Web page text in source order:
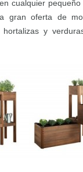
cualquier
gran oferta de
hortalizas y